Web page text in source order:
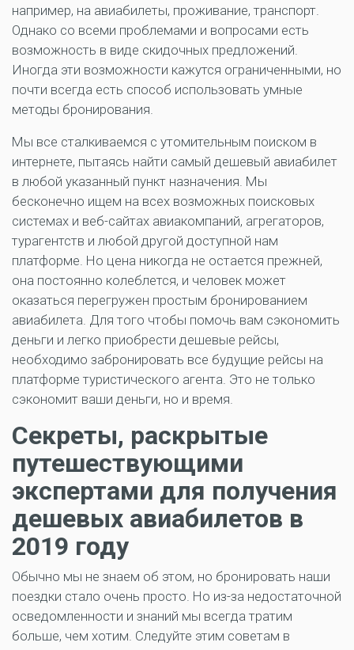
например, на авиабилеты, проживание, транспорт.
Однако со всеми проблемами и вопросами есть
возможность в виде скидочных предложений.
Иногда эти возможности кажутся ограниченными, но
почти всегда есть способ использовать умные
методы бронирования.
Мы все сталкиваемся с утомительным поиском в
интернете, пытаясь найти самый дешевый авиабилет
в любой указанный пункт назначения. Мы
бесконечно ищем на всех возможных поисковых
системах и веб-сайтах авиакомпаний, агрегаторов,
турагентств и любой другой доступной нам
платформе. Но цена никогда не остается прежней,
она постоянно колеблется, и человек может
оказаться перегружен простым бронированием
авиабилета. Для того чтобы помочь вам сэкономить
деньги и легко приобрести дешевые рейсы,
необходимо забронировать все будущие рейсы на
платформе туристического агента. Это не только
сэкономит ваши деньги, но и время.
Секреты, раскрытые
путешествующими
экспертами для получения
дешевых авиабилетов в
2019 году
Обычно мы не знаем об этом, но бронировать наши
поездки стало очень просто. Но из-за недостаточной
осведомленности и знаний мы всегда тратим
больше, чем хотим. Следуйте этим советам в